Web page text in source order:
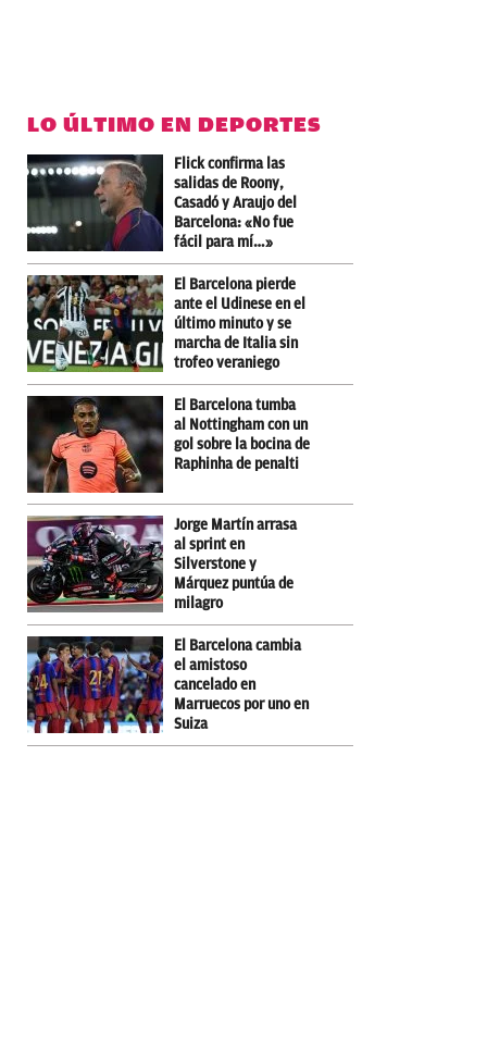
LO ÚLTIMO EN DEPORTES
Flick confirma las
salidas de Roony,
Casadó y Araujo del
Barcelona: «No fue
fácil para mí…»
El Barcelona pierde
ante el Udinese en el
último minuto y se
marcha de Italia sin
trofeo veraniego
El Barcelona tumba
al Nottingham con un
gol sobre la bocina de
Raphinha de penalti
Jorge Martín arrasa
al sprint en
Silverstone y
Márquez puntúa de
milagro
El Barcelona cambia
el amistoso
cancelado en
Marruecos por uno en
Suiza